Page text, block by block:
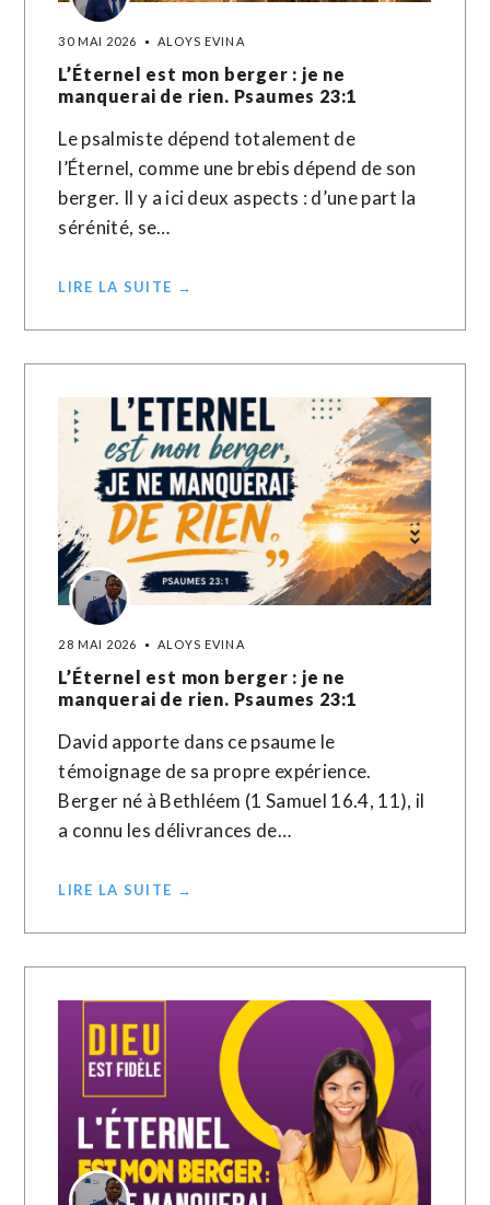
30 MAI 2026 ALOYS EVINA
L’Éternel est mon berger : je ne
manquerai de rien. Psaumes 23:1
Le psalmiste dépend totalement de
l’Éternel, comme une brebis dépend de son
berger. Il y a ici deux aspects : d’une part la
sérénité, se…
LIRE LA SUITE →
28 MAI 2026 ALOYS EVINA
L’Éternel est mon berger : je ne
manquerai de rien. Psaumes 23:1
David apporte dans ce psaume le
témoignage de sa propre expérience.
Berger né à Bethléem (1 Samuel 16.4, 11), il
a connu les délivrances de…
LIRE LA SUITE →